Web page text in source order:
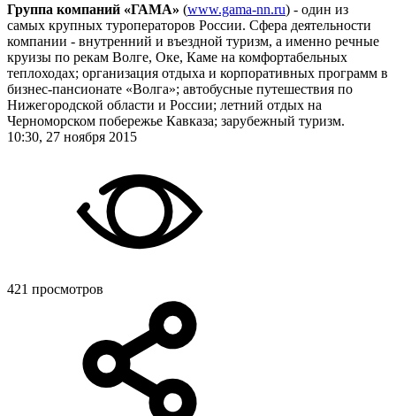
Группа компаний «ГАМА» (www.gama-nn.ru) - один из
самых крупных туроператоров России. Сфера деятельности
компании - внутренний и въездной туризм, а именно речные
круизы по рекам Волге, Оке, Каме на комфортабельных
теплоходах; организация отдыха и корпоративных программ в
бизнес-пансионате «Волга»; автобусные путешествия по
Нижегородской области и России; летний отдых на
Черноморском побережье Кавказа; зарубежный туризм.
10:30, 27 ноября 2015
421 просмотров